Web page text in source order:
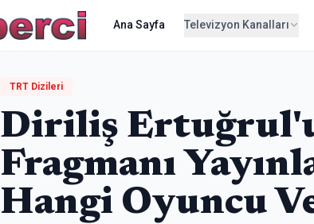
Ana Sayfa Televizyon Kanalları
TRT Dizileri
Diriliş
Fragmanı
Hangi Oyuncu